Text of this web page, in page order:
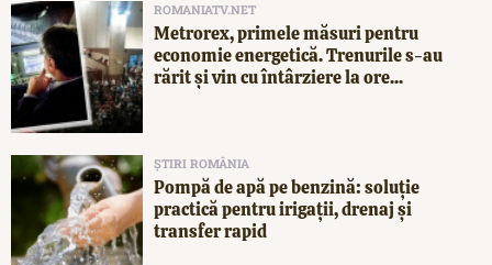
ROMANIATV.NET
Metrorex, primele măsuri pentru
economie energetică. Trenurile s-au
rărit și vin cu întârziere la ore...
ȘTIRI ROMÂNIA
Pompă de apă pe benzină: soluție
practică pentru irigații, drenaj și
transfer rapid